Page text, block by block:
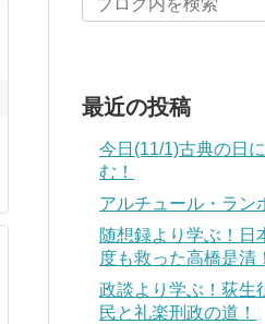
最近の投稿
今日(11/1)古典の日
む！
アルチュール・ラン
随想録より学ぶ！日
度も救った高橋是清！
政談より学ぶ！荻生
民と礼楽刑政の道！